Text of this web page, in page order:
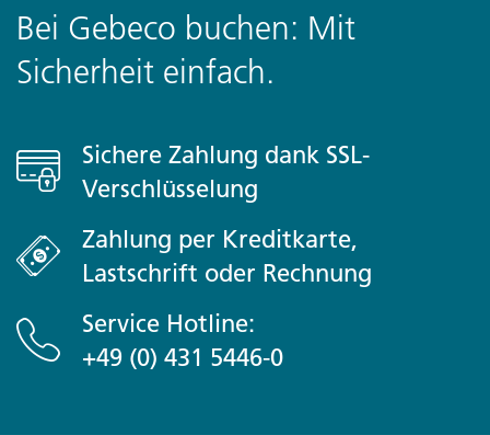
Bei Gebeco buchen: Mit
Sicherheit einfach.
Sichere Zahlung dank SSL-
Verschlüsselung
Zahlung per Kreditkarte,
Lastschrift oder Rechnung
Service Hotline:
+49 (0) 431 5446-0